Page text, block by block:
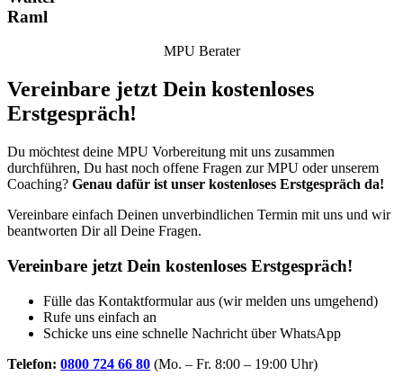
Raml
MPU Berater
Vereinbare jetzt Dein kostenloses
Erstgespräch!
Du möchtest deine MPU Vorbereitung mit uns zusammen
durchführen, Du hast noch offene Fragen zur MPU oder unserem
Coaching? Genau dafür ist unser kostenloses Erstgespräch da!
Vereinbare einfach Deinen unverbindlichen Termin mit uns und wir
beantworten Dir all Deine Fragen.
Vereinbare jetzt Dein kostenloses Erstgespräch!
Fülle das Kontaktformular aus (wir melden uns umgehend)
Rufe uns einfach an
Schicke uns eine schnelle Nachricht über WhatsApp
Telefon: 0800 724 66 80 (Mo. – Fr. 8:00 – 19:00 Uhr)